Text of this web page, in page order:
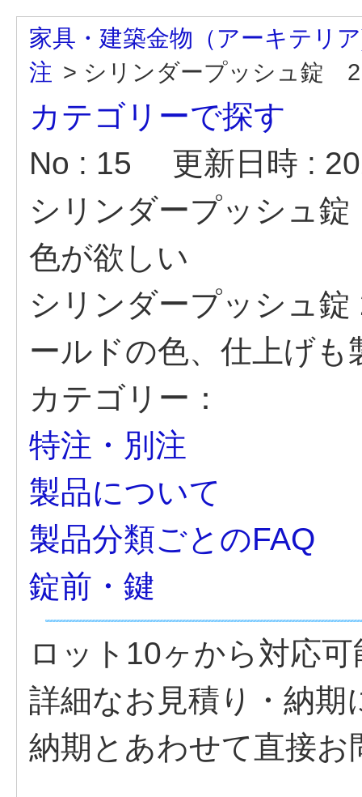
家具・建築金物（アーキテリ
注 > シリンダープッシュ錠
カテゴリーで探す
No : 15
更新日時 :
シリンダープッシュ
色が欲しい
シリンダープッシュ
ールドの色、仕上げも
カテゴリー：
特注・別注
製品について
製品分類ごとのFAQ
錠前・鍵
ロット10ヶから対応
詳細なお見積り・納期
納期とあわせて直接